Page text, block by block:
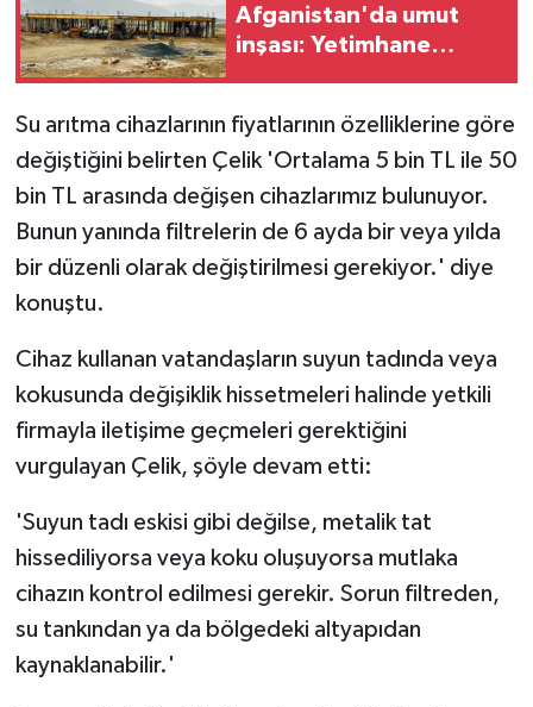
Afganistan'da umut
inşası: Yetimhane
Su arıtma cihazlarının fiyatlarının özelliklerine göre
değiştiğini belirten Çelik 'Ortalama 5 bin TL ile 50
bin TL arasında değişen cihazlarımız bulunuyor.
Bunun yanında filtrelerin de 6 ayda bir veya yılda
bir düzenli olarak değiştirilmesi gerekiyor.' diye
konuştu.
Cihaz kullanan vatandaşların suyun tadında veya
kokusunda değişiklik hissetmeleri halinde yetkili
firmayla iletişime geçmeleri gerektiğini
vurgulayan Çelik, şöyle devam etti:
'Suyun tadı eskisi gibi değilse, metalik tat
hissediliyorsa veya koku oluşuyorsa mutlaka
cihazın kontrol edilmesi gerekir. Sorun filtreden,
su tankından ya da bölgedeki altyapıdan
kaynaklanabilir.'